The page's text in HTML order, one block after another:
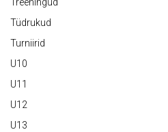
Tüdrukud
Turniirid
U10
U11
U12
U13